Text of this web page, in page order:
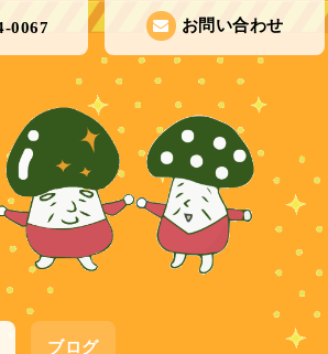
お問い合わせ
0067
ブログ